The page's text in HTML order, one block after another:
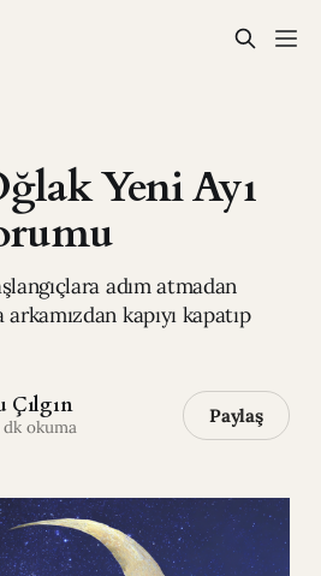
Yeni Ayı
adım atmadan
kapıyı kapatıp
Çılgın
okuma Paylaş